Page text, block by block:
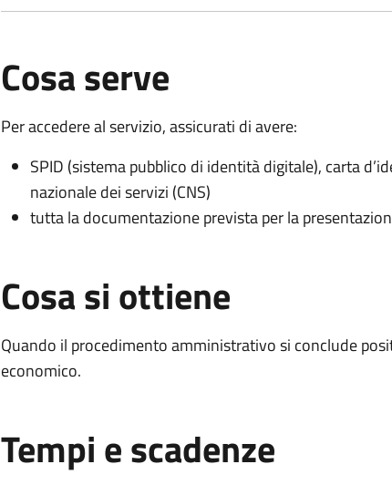
Cosa serve
Per accedere al servizio, assicurati di avere:
SPID (sistema pubblico di identità digitale), carta
nazionale dei servizi (CNS)
tutta la documentazione prevista per la
Cosa si ottiene
Quando il procedimento amministrativo si conclude
economico.
Tempi e scadenze